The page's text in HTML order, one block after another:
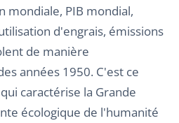
mondiale, PIB mondial,
d'engrais, émissions
de manière
années 1950. C'est ce
caractérise la Grande
écologique de l'humanité